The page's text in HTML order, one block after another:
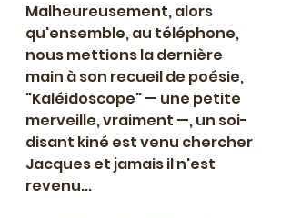
Malheureusement, alors
qu'ensemble, au téléphone,
nous mettions la dernière
main à son recueil de poésie,
"Kaléidoscope" — une petite
merveille, vraiment —, un soi-
disant kiné est venu chercher
Jacques et jamais il n'est
revenu...